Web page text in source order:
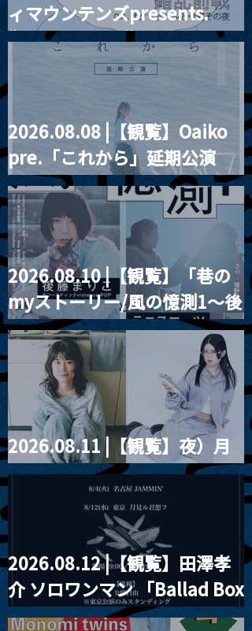
ィマウンテンズpresents.
“HALL-IN-ONE”
2026.08.08 |【観覧】Oaiko
pre.「これから」延期公演
Blurred City Lights × 17歳
とベルリンの壁
2026.08.10 |【観覧】「巷の
myストーリー/風の憶測1～後
藤まりこアコースティック
violence POPとテニスコー
ツ」
2026.08.11 |【観覧】夜）月
見ル君想フpre. Sugar Shock
2026.08.12 |【観覧】田澤孝
介 ソロワンマン 「Ballad Box
2026」